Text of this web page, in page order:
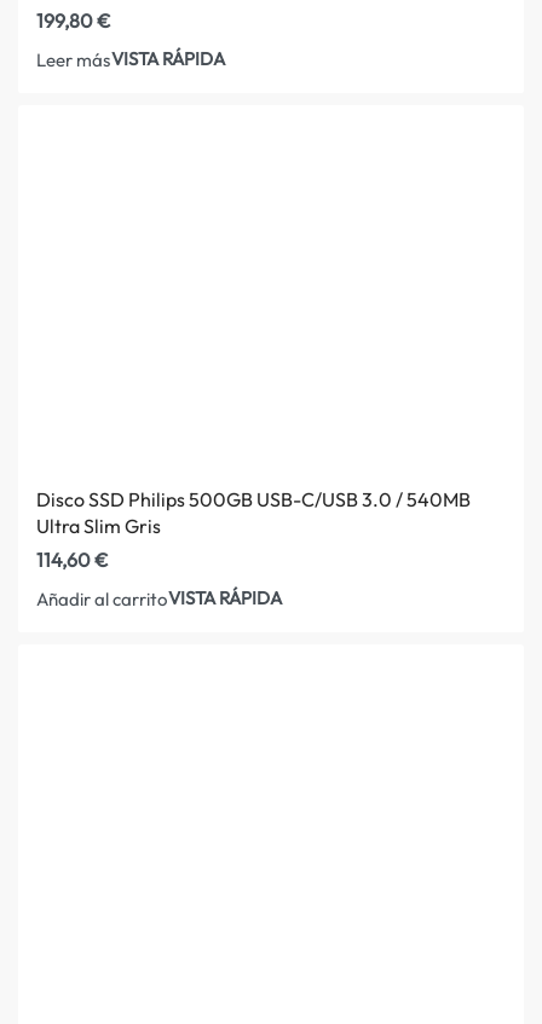
199,80€
Leer másVISTA RÁPIDA
Disco SSD Philips 500GB USB-C/USB 3.0 / 540MB
Ultra Slim Gris
114,60€
Añadir al carritoVISTA RÁPIDA